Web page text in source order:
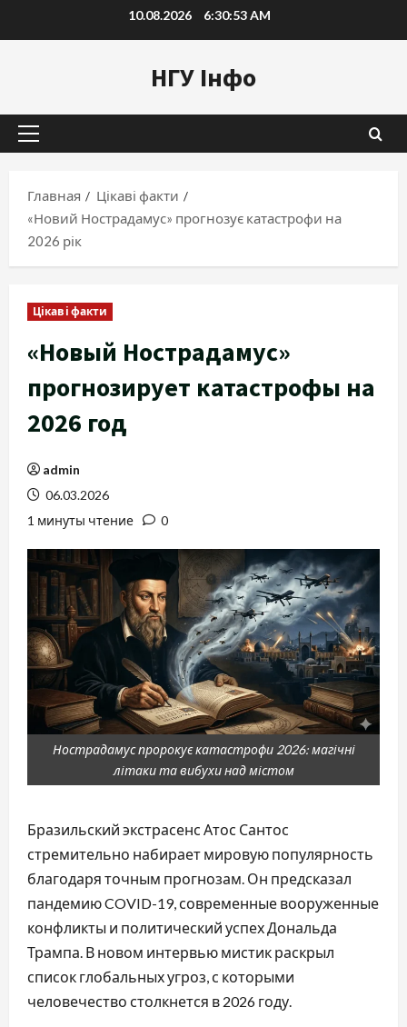
к
10.08.2026 6:30:54 AM
НГУ Інфо
Основное
Главная
Цікаві факти
«Новий Нострадамус» прогнозує катастрофи на
2026 рік
Цікаві факти
«Новый Нострадамус»
прогнозирует катастрофы на
2026 год
admin
06.03.2026
1 минуты чтение
0
Нострадамус пророкує катастрофи 2026: магічні
літаки та вибухи над містом
Бразильский экстрасенс Атос Сантос
стремительно набирает мировую популярность
благодаря точным прогнозам. Он предсказал
пандемию COVID-19, современные вооруженные
конфликты и политический успех Дональда
Трампа. В новом интервью мистик раскрыл
список глобальных угроз, с которыми
человечество столкнется в 2026 году.